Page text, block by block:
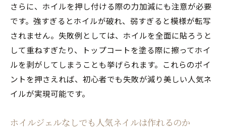
さらに、ホイルを押し付ける際の力加減にも注意が必要
です。強すぎるとホイルが破れ、弱すぎると模様が転写
されません。失敗例としては、ホイルを全面に貼ろうと
して重ねすぎたり、トップコートを塗る際に擦ってホイ
ルを剥がしてしまうことも挙げられます。これらのポイ
ントを押さえれば、初心者でも失敗が減り美しい人気ネ
イルが実現可能です。
ホイルジェルなしでも人気ネイルは作れるのか